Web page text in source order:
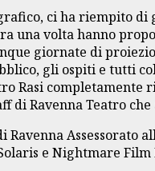
ci ha riempito
una volta hanno
giornate di
gli ospiti e tutti
Rasi
Ravenna Teatro
e Nightmare Film